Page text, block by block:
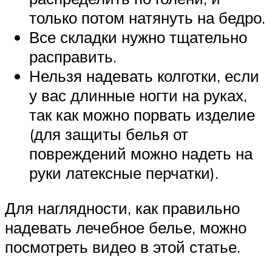
только потом натянуть на бедро.
Все складки нужно тщательно
расправить.
Нельзя надевать колготки, если
у вас длинные ногти на руках,
так как можно порвать изделие
(для защиты белья от
повреждений можно надеть на
руки латексные перчатки).
Для наглядности, как правильно
надевать лечебное белье, можно
посмотреть видео в этой статье.